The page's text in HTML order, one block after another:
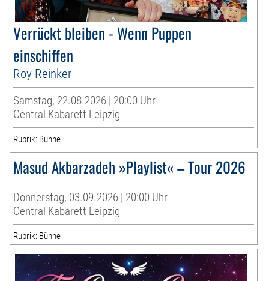
Verrückt bleiben - Wenn Puppen
einschiffen
Roy Reinker
Samstag, 22.08.2026 | 20:00 Uhr
Central Kabarett Leipzig
Rubrik: Bühne
Masud Akbarzadeh »Playlist« – Tour 2026
Donnerstag, 03.09.2026 | 20:00 Uhr
Central Kabarett Leipzig
Rubrik: Bühne